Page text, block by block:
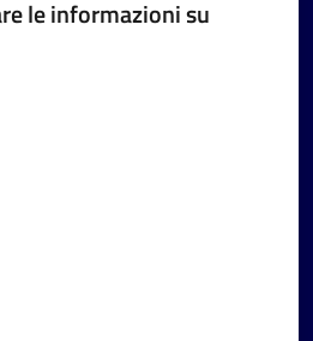
le informazioni su